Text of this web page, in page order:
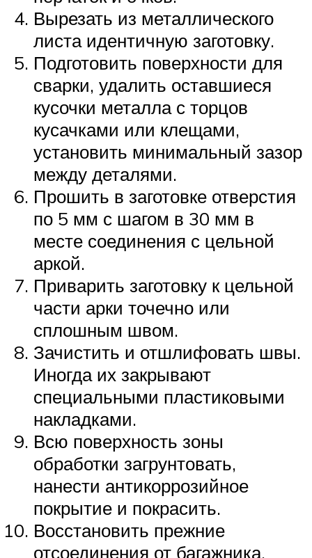
Вырезать из металлического
листа идентичную заготовку.
Подготовить поверхности для
сварки, удалить оставшиеся
кусочки металла с торцов
кусачками или клещами,
установить минимальный зазор
между деталями.
Прошить в заготовке отверстия
по 5 мм с шагом в 30 мм в
месте соединения с цельной
аркой.
Приварить заготовку к цельной
части арки точечно или
сплошным швом.
Зачистить и отшлифовать швы.
Иногда их закрывают
специальными пластиковыми
накладками.
Всю поверхность зоны
обработки загрунтовать,
нанести антикоррозийное
покрытие и покрасить.
Восстановить прежние
отсоединения от багажника,